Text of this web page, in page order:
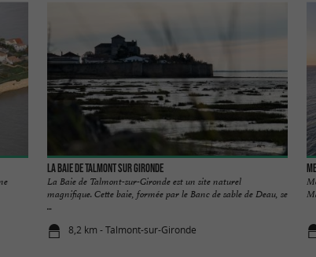
La baie de Talmont sur Gironde
La Baie de Talmont-sur-Gironde est un site naturel
magnifique. Cette baie, formée par le Banc de sable de Deau, se
...
8,2 km - Talmont-sur-Gironde